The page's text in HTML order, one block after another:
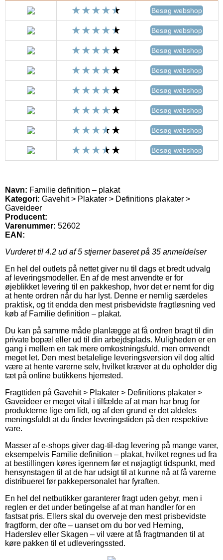
Besøg webshop
Besøg webshop
Besøg webshop
Besøg webshop
Besøg webshop
Besøg webshop
Besøg webshop
Besøg webshop
Navn: Familie definition – plakat
Kategori: Gavehit > Plakater > Definitions plakater >
Gaveideer
Producent:
Varenummer: 52602
EAN:
Vurderet til 4.2 ud af 5 stjerner baseret på 35 anmeldelser
En hel del outlets på nettet giver nu til dags et bredt udvalg
af leveringsmodeller. En af de mest anvendte er for
øjeblikket levering til en pakkeshop, hvor det er nemt for dig
at hente ordren når du har lyst. Denne er nemlig særdeles
praktisk, og tit endda den mest prisbevidste fragtløsning ved
køb af Familie definition – plakat.
Du kan på samme måde planlægge at få ordren bragt til din
private bopæl eller ud til din arbejdsplads. Muligheden er en
gang i mellem en tak mere omkostningsfuld, men omvendt
meget let. Den mest betalelige leveringsversion vil dog altid
være at hente varerne selv, hvilket kræver at du opholder dig
tæt på online butikkens hjemsted.
Fragttiden på Gavehit > Plakater > Definitions plakater >
Gaveideer er meget vital i tilfælde af at man har brug for
produkterne lige om lidt, og af den grund er det aldeles
meningsfuldt at du finder leveringstiden på den respektive
vare.
Masser af e-shops giver dag-til-dag levering på mange varer,
eksempelvis Familie definition – plakat, hvilket regnes ud fra
at bestillingen køres igennem før et nøjagtigt tidspunkt, med
hensynstagen til at de har udsigt til at kunne nå at få varerne
distribueret før pakkepersonalet har fyraften.
En hel del netbutikker garanterer fragt uden gebyr, men i
reglen er det under betingelse af at man handler for en
fastsat pris. Ellers skal du overveje den mest prisbevidste
fragtform, der ofte – uanset om du bor ved Herning,
Haderslev eller Skagen – vil være at få fragtmanden til at
køre pakken til et udleveringssted.